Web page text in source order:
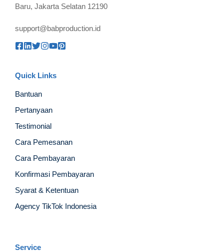
Baru, Jakarta Selatan 12190
support@babproduction.id
Quick Links
Bantuan
Pertanyaan
Testimonial
Cara Pemesanan
Cara Pembayaran
Konfirmasi Pembayaran
Syarat & Ketentuan
Agency TikTok Indonesia
Service